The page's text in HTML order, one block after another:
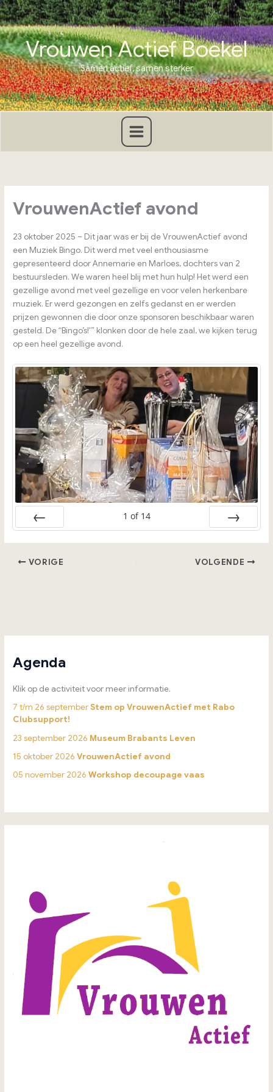
Ga
naar
de
inhoudVrouwen Actief Boekel
Samen actief, samen sterker
VrouwenActief avond
23 oktober 2025 – Dit jaar was er bij de VrouwenActief avond
een Muziek Bingo. Dit werd met veel enthousiasme
gepresenteerd door Annemarie en Marloes, dochters van 2
bestuursleden. We waren heel blij met hun hulp! Het werd een
gezellige avond met veel gezellige en voor velen herkenbare
muziek. Er werd gezongen en zelfs gedanst en er werden
prijzen gewonnen die door onze sponsoren beschikbaar waren
gesteld. De “Bingo’s!'” klonken door de hele zaal, we kijken terug
op een heel gezellige avond.
1 of 14
VORIGE VOLGENDE
Agenda
Klik op de activiteit voor meer informatie.
7 t/m 26 septemberStem op VrouwenActief met Rabo
Clubsupport!
23 september 2026 Museum Brabants Leven
15 oktober 2026VrouwenActief avond
05 november 2026Workshop decoupage vaas